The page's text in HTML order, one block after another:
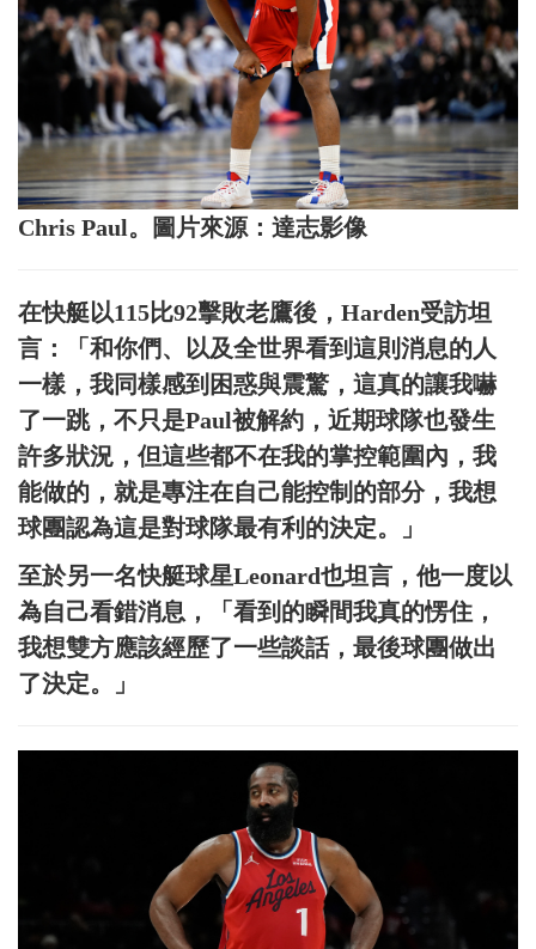
Chris Paul。圖片來源：達志影像
在快艇以115比92擊敗老鷹後，Harden受訪坦
言：「和你們、以及全世界看到這則消息的人
一樣，我同樣感到困惑與震驚，這真的讓我嚇
了一跳，不只是Paul被解約，近期球隊也發生
許多狀況，但這些都不在我的掌控範圍內，我
能做的，就是專注在自己能控制的部分，我想
球團認為這是對球隊最有利的決定。」
至於另一名快艇球星Leonard也坦言，他一度以
為自己看錯消息，「看到的瞬間我真的愣住，
我想雙方應該經歷了一些談話，最後球團做出
了決定。」